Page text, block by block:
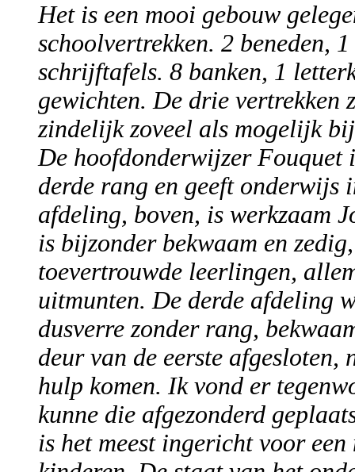
Het is een mooi gebouw
schoolvertrekken. 2 beneden,
schrijftafels. 8 banken, 1
gewichten. De drie
zindelijk zoveel als mogelijk
De hoofdonderwijzer
derde rang en geeft onderwijs
afdeling, boven, is werkzaam
is bijzonder bekwaam en
toevertrouwde leerlingen,
uitmunten. De derde afdeling
dusverre zonder rang,
deur van de eerste
hulp komen. Ik vond er
kunne die afgezonderd
is het meest ingericht voor